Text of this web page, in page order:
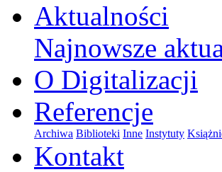
Aktualności
Najnowsze
O Digitalizacji
Referencje
Archiwa Biblioteki Inne Instytuty
Kontakt